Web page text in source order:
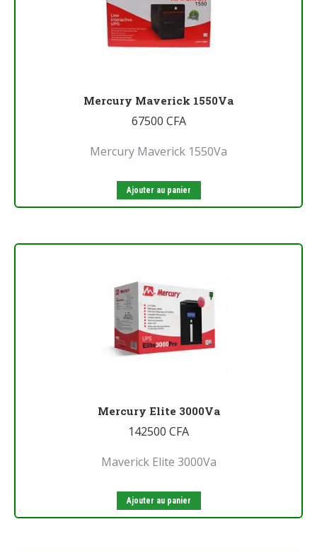
Mercury Maverick 1550Va
67500 CFA
Mercury Maverick 1550Va
Ajouter au panier
Mercury Elite 3000Va
142500 CFA
Maverick Elite 3000Va
Ajouter au panier